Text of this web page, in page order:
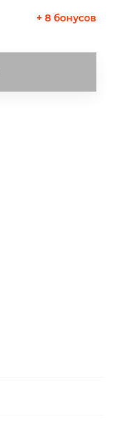
+ 8 бонусов